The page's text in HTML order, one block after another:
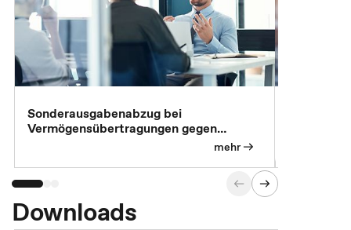
Sonderausgabenabzug bei
Vermögensübertragungen gegen
mehr
Downloads